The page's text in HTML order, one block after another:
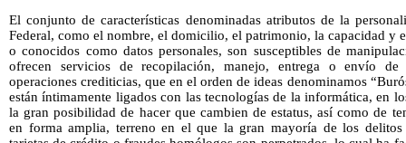
El conjunto de características denominadas atributos de la
Federal, como el nombre, el domicilio, el patrimonio, la capacidad y
o conocidos como datos personales, son susceptibles de
ofrecen servicios de recopilación, manejo, entrega o envío
operaciones crediticias, que en el orden de ideas denominamos
están íntimamente ligados con las tecnologías de la informática, en
la gran posibilidad de hacer que cambien de estatus, así como de
en forma amplia, terreno en el que la gran mayoría de los